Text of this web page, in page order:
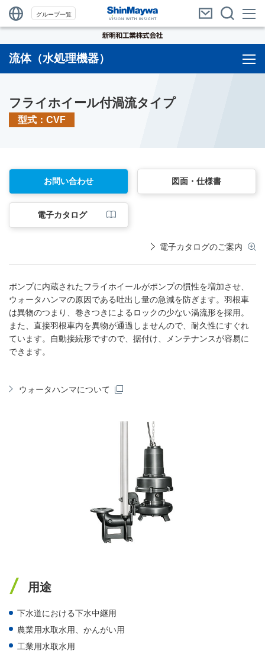
グループ一覧
流体（水処理機器）
フライホイール付渦流タイプ
型式：CVF
お問い合わせ 図面・仕様書
電子カタログ
電子カタログのご案内
ポンプに内蔵されたフライホイールがポンプの慣性を増加させ、
ウォータハンマの原因である吐出し量の急減を防ぎます。羽根車
は異物のつまり、巻きつきによるロックの少ない渦流形を採用。
また、直接羽根車内を異物が通過しませんので、耐久性にすぐれ
ています。自動接続形ですので、据付け、メンテナンスが容易に
できます。
ウォータハンマについて
用途
下水道における下水中継用
農業用水取水用、かんがい用
工業用水取水用